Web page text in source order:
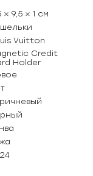
× 9,5 × 1 см
Vuitton
Credit
Holder